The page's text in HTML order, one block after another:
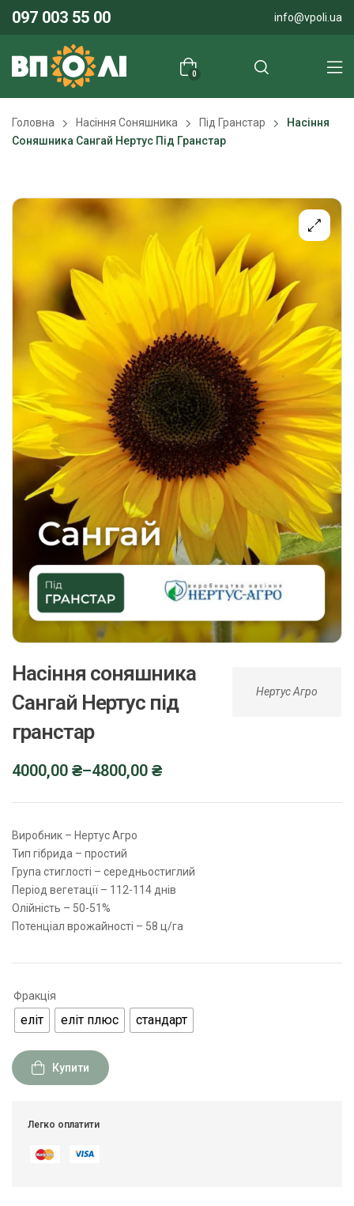
097 003 55 00 info@vpoli.ua
0
Головна Насіння Соняшника Під Гранстар
Насіння
Соняшника Сангай Нертус Під Гранстар
Нертус Агро
Насіння соняшника
Сангай Нертус під
гранстар
4000,00 ₴–4800,00 ₴
Виробник – Нертус Агро
Тип гібрида – простий
Група стиглості – середньостиглий
Період вегетації – 112-114 днів
Олійність – 50-51%
Потенціал врожайності – 58 ц/га
Фракція
еліт еліт плюс стандарт
Купити
Легко оплатити